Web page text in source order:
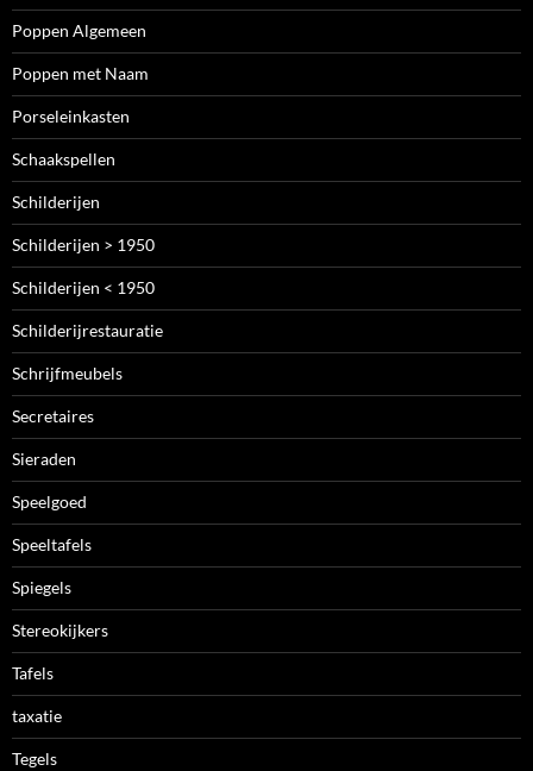
Poppen Algemeen
Poppen met Naam
Porseleinkasten
Schaakspellen
Schilderijen
Schilderijen > 1950
Schilderijen < 1950
Schilderijrestauratie
Schrijfmeubels
Secretaires
Sieraden
Speelgoed
Speeltafels
Spiegels
Stereokijkers
Tafels
taxatie
Tegels